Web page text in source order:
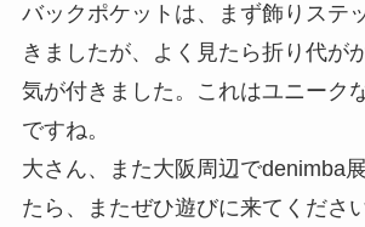
バックポケットは、まず飾りステ
きましたが、よく見たら折り代が
気が付きました。これはユニーク
ですね。
大さん、また大阪周辺でdenimba
たら、またぜひ遊びに来てくださ